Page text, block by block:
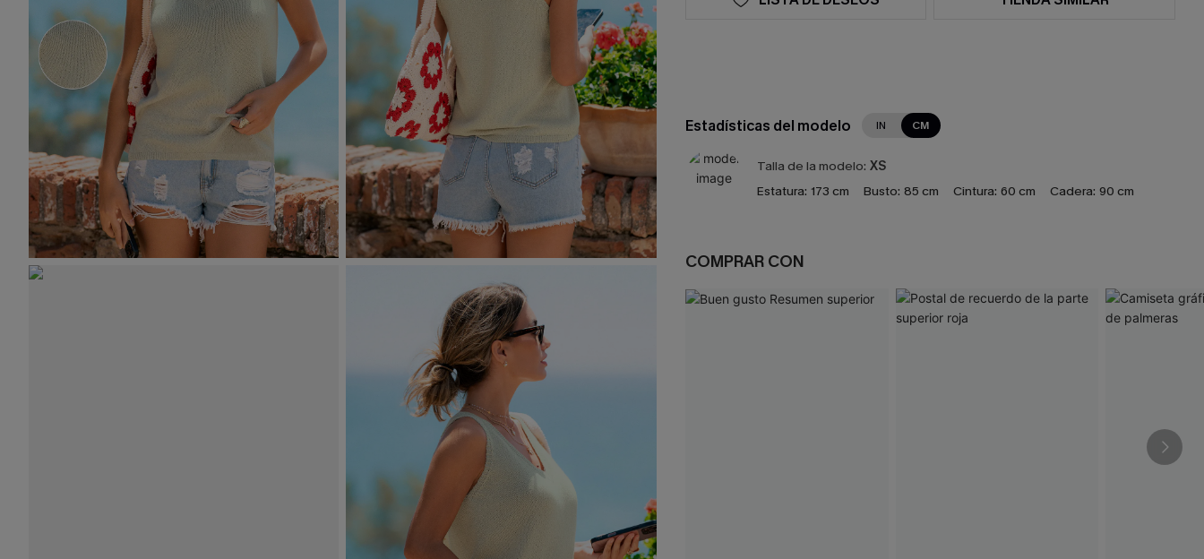
Estadísticas del modelo IN CM
Talla de la modelo: XS
Estatura: 173 cm Busto: 85 cm Cintura: 60 cm Cadera: 90 cm
COMPRAR CON